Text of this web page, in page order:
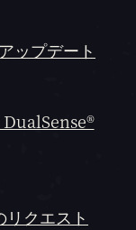
ップデート
クエスト